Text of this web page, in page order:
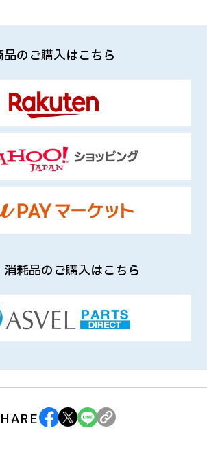
品のご購入はこちら
消耗品のご購入はこちら